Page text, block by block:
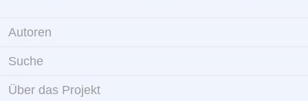
Autoren
Suche
Über das Projekt